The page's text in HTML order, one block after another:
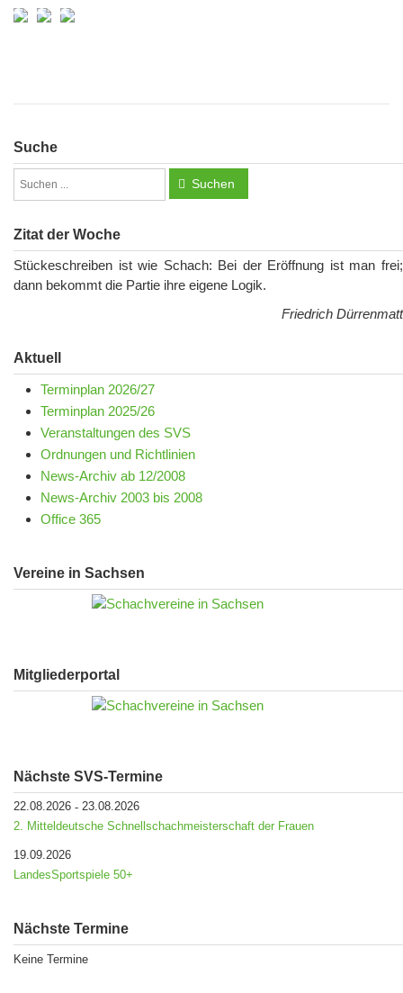
Suche
Suchen
Zitat der Woche
Stückeschreiben ist wie Schach: Bei der Eröffnung ist man frei;
dann bekommt die Partie ihre eigene Logik.
Friedrich Dürrenmatt
Aktuell
Terminplan 2026/27
Terminplan 2025/26
Veranstaltungen des SVS
Ordnungen und Richtlinien
News-Archiv ab 12/2008
News-Archiv 2003 bis 2008
Office 365
Vereine in Sachsen
Mitgliederportal
Nächste SVS-Termine
22.08.2026 - 23.08.2026
2. Mitteldeutsche Schnellschachmeisterschaft der Frauen
19.09.2026
LandesSportspiele 50+
Nächste Termine
Keine Termine